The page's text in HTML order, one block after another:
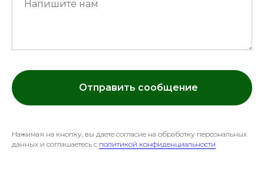
Отправить сообщение
Нажимая на кнопку, вы даете согласие на обработку персональных
данных и соглашаетесь c политикой конфиденциальности